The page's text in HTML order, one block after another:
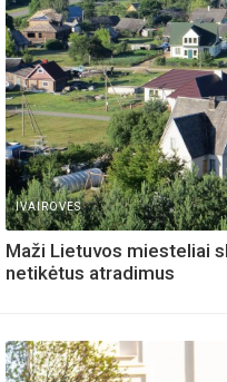
IVAIROVES
Maži Lietuvos miesteliai
netikėtus atradimus